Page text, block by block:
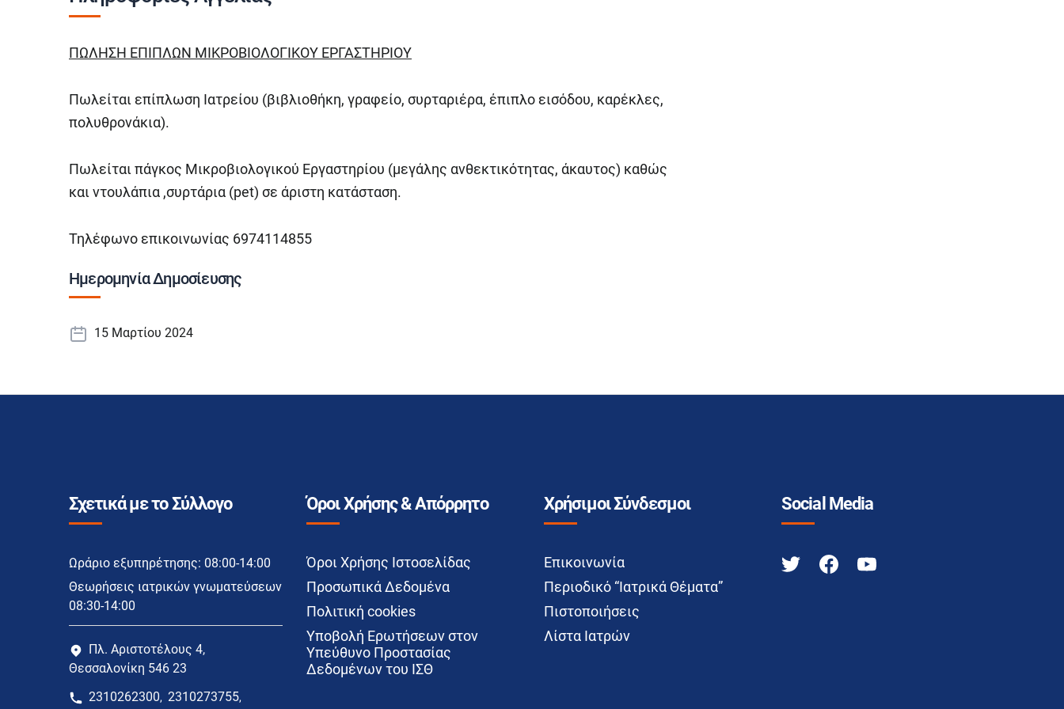
ΠΩΛΗΣΗ ΕΠΙΠΛΩΝ ΜΙΚΡΟΒΙΟΛΟΓΙΚΟΥ ΕΡΓΑΣΤΗΡΙΟΥ
Πωλείται επίπλωση Ιατρείου (βιβλιοθήκη, γραφείο, συρταριέρα, έπιπλο εισόδου, καρέκλες,
πολυθρονάκια).
Πωλείται πάγκος Μικροβιολογικού Εργαστηρίου (μεγάλης ανθεκτικότητας, άκαυτος) καθώς
και ντουλάπια ,συρτάρια (pet) σε άριστη κατάσταση.
Τηλέφωνο επικοινωνίας 6974114855
Ημερομηνία Δημοσίευσης
15 Μαρτίου 2024
Σχετικά με το Σύλλογο
Ωράριο εξυπηρέτησης: 08:00-14:00
Θεωρήσεις ιατρικών γνωματεύσεων
08:30-14:00
Πλ. Αριστοτέλους 4,
Θεσσαλονίκη 546 23
2310262300, 2310273755,
Όροι Χρήσης & Απόρρητο
Όροι Χρήσης Ιστοσελίδας
Προσωπικά Δεδομένα
Πολιτική cookies
Υποβολή Ερωτήσεων στον
Υπεύθυνο Προστασίας
Δεδομένων του ΙΣΘ
Χρήσιμοι Σύνδεσμοι
Επικοινωνία
Περιοδικό “Ιατρικά Θέματα”
Πιστοποιήσεις
Λίστα Ιατρών
Social Media